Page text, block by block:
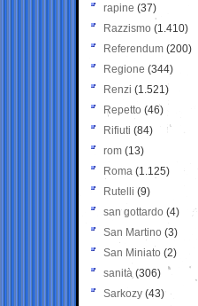
rapine (37)
Razzismo (1.410)
Referendum (200)
Regione (344)
Renzi (1.521)
Repetto (46)
Rifiuti (84)
rom (13)
Roma (1.125)
Rutelli (9)
san gottardo (4)
San Martino (3)
San Miniato (2)
sanità (306)
Sarkozy (43)